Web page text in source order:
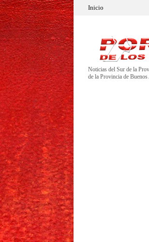
Inicio
Noticias del Sur de la
de la Provincia de Buenos